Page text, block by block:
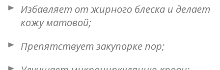
Избавляет от жирного блеска и делает
кожу матовой;
Препятствует закупорке пор;